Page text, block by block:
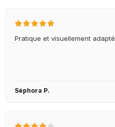
Pratique et visuellement adapté
Séphora P.